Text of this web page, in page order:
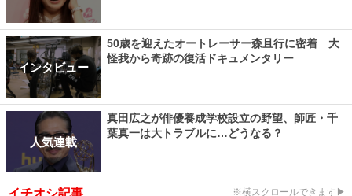
インタビュー
50歳を迎えたオートレーサー森且行に密着 大
怪我から奇跡の復活ドキュメンタリー
人気連載
真田広之が俳優養成学校設立の野望、師匠・千
葉真一は大トラブルに…どうなる？
イチオシ記事 ※横スクロールできます▶